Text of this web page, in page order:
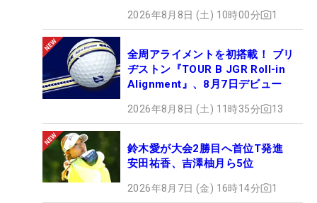
2026年8月8日 (土) 10時00分 1
全周アライメントを初搭載！ ブリ
ヂストン『TOUR B JGR Roll-in
Alignment』、8月7日デビュー
2026年8月8日 (土) 11時35分 13
鈴木愛が大会2勝目へ首位T発進
安田祐香、吉澤柚月ら5位
2026年8月7日 (金) 16時14分 1